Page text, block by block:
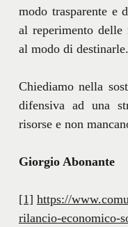
modo trasparente e
al reperimento
al modo di destinarle.
Chiediamo nella
difensiva ad una
risorse e non
Giorgio Abonante
[1] https://
rilancio-economico-